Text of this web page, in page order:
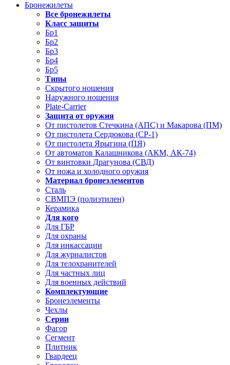
Бронежилеты
Все бронежилеты
Класс защиты
Бр1
Бр2
Бр3
Бр4
Бр5
Типы
Скрытого ношения
Наружного ношения
Plate-Carrier
Защита от оружия
От пистолетов Стечкина (АПС) и Макарова (ПМ)
От пистолета Сердюкова (СР-1)
От пистолета Ярыгина (ПЯ)
От автоматов Калашникова (АКМ, АК-74)
От винтовки Драгунова (СВД)
От ножа и холодного оружия
Материал бронеэлементов
Сталь
СВМПЭ (полиэтилен)
Керамика
Для кого
Для ГБР
Для охраны
Для инкассации
Для журналистов
Для телохранителей
Для частных лиц
Для военных действий
Комплектующие
Бронеэлементы
Чехлы
Серии
Фагор
Сегмент
Плитник
Гвардеец